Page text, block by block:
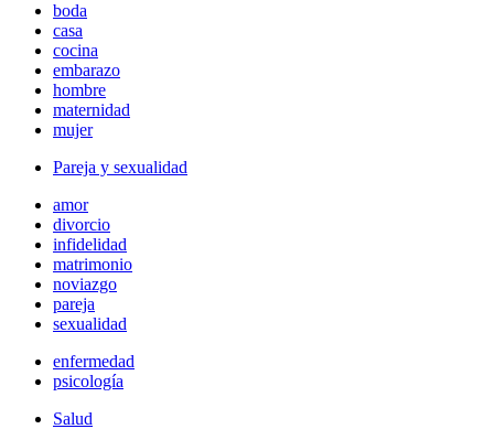
boda
casa
cocina
embarazo
hombre
maternidad
mujer
Pareja y sexualidad
amor
divorcio
infidelidad
matrimonio
noviazgo
pareja
sexualidad
enfermedad
psicología
Salud